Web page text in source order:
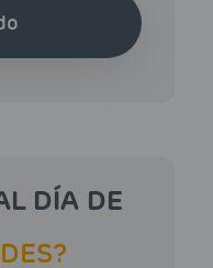
DÍA DE